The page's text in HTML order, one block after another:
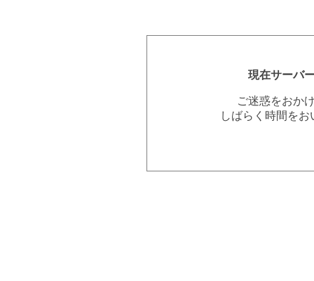
現在サーバ
ご迷惑をおか
しばらく時間を